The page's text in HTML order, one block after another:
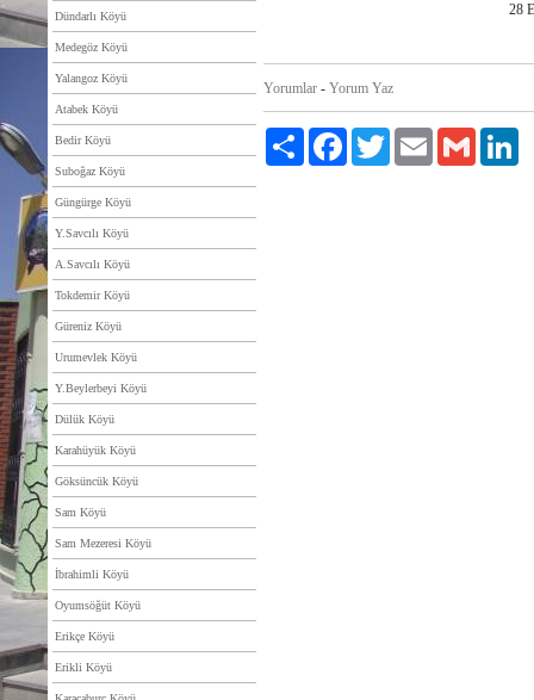
Dündarlı Köyü
Medegöz Köyü
Yalangoz Köyü
Atabek Köyü
Bedir Köyü
Suboğaz Köyü
Güngürge Köyü
Y.Savcılı Köyü
A.Savcılı Köyü
Tokdemir Köyü
Güreniz Köyü
Urumevlek Köyü
Y.Beylerbeyi Köyü
Dülük Köyü
Karahüyük Köyü
Göksüncük Köyü
Sam Köyü
Sam Mezeresi Köyü
İbrahimli Köyü
Oyumsöğüt Köyü
Erikçe Köyü
Erikli Köyü
28
Yorumlar - Yorum Yaz
Paylaş FacebookTwitter Email Gmail